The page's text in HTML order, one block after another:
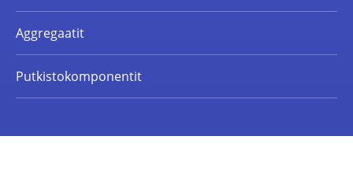
Aggregaatit
Putkistokomponentit